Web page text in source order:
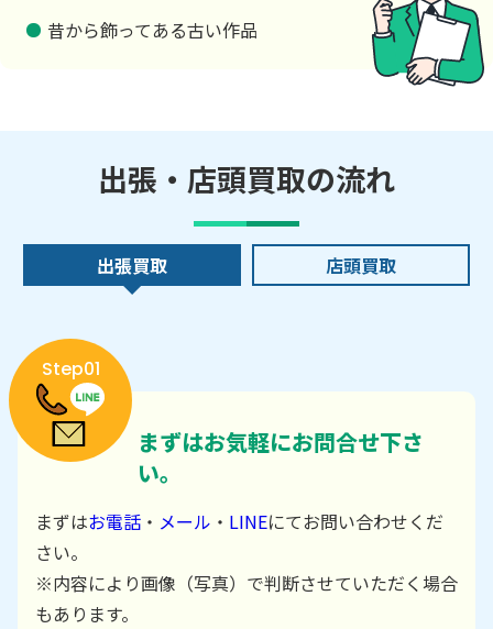
昔から飾ってある古い作品
出張・店頭買取の流れ
出張買取 店頭買取
Step01
まずはお気軽にお問合せ下さ
い。
まずはお電話 ・ メール ・ LINEにてお問い合わせくだ
さい。
※内容により画像（写真）で判断させていただく場合
もあります。